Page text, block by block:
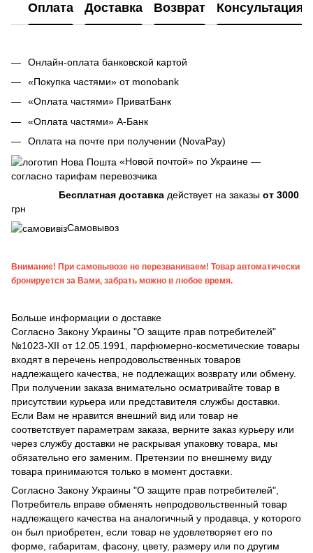
Оплата Доставка Возврат Консультация
Онлайн-оплата банковской картой
«Покупка частями» от monobank
«Оплата частями» ПриватБанк
«Оплата частями» А-Банк
Оплата на почте при получении (NovaPay)
«Новой почтой» по Украине —
согласно тарифам перевозчика
Бесплатная доставка действует на заказы от 3000
грн
Самовывоз
Внимание! При самовывозе не перезваниваем! Товар автоматически
бронируется за Вами, забрать можно в любое время.
Больше информации о доставке
Согласно Закону Украины "О защите прав потребителей"
№1023-XII от 12.05.1991, парфюмерно-косметические товары
входят в перечень непродовольственных товаров
надлежащего качества, не подлежащих возврату или обмену.
При получении заказа внимательно осматривайте товар в
присутствии курьера или представителя службы доставки.
Если Вам не нравится внешний вид или товар не
соответствует параметрам заказа, верните заказ курьеру или
через службу доставки не раскрывая упаковку товара, мы
обязательно его заменим. Претензии по внешнему виду
товара принимаются только в момент доставки.
Согласно Закону Украины "О защите прав потребителей",
Потребитель вправе обменять непродовольственный товар
надлежащего качества на аналогичный у продавца, у которого
он был приобретен, если товар не удовлетворяет его по
форме, габаритам, фасону, цвету, размеру или по другим